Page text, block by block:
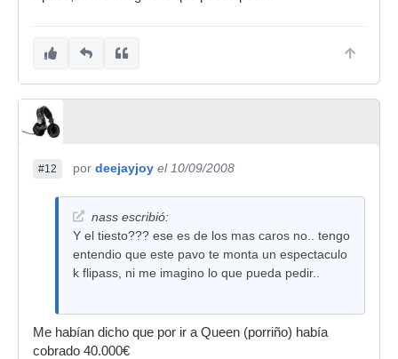
#12 por deejayjoy el 10/09/2008
nass escribió:
Y el tiesto??? ese es de los mas caros no.. tengo
entendio que este pavo te monta un espectaculo
k flipass, ni me imagino lo que pueda pedir..
Me habían dicho que por ir a Queen (porriño) había
cobrado 40.000€